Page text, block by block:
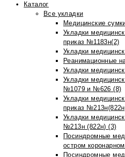
Каталог
Все укладки
Медицинские
Укладки
приказ №1183н(2)
Укладки
Реанимационные
Укладки
Укладки
№1079 и №626 (8)
Укладки
приказ
Укладки
№213н (822н) (3)
Посиндромные
остром
Посиндромные